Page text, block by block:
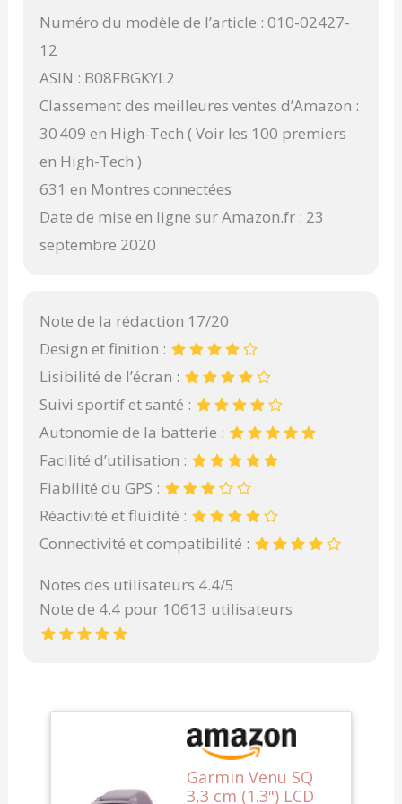
Numéro du modèle de l’article : 010-02427-
12
ASIN : B08FBGKYL2
Classement des meilleures ventes d’Amazon :
30 409 en High-Tech ( Voir les 100 premiers
en High-Tech )
631 en Montres connectées
Date de mise en ligne sur Amazon.fr : 23
septembre 2020
Note de la rédaction 17/20
Design et finition :
Lisibilité de l’écran :
Suivi sportif et santé :
Autonomie de la batterie :
Facilité d’utilisation :
Fiabilité du GPS :
Réactivité et fluidité :
Connectivité et compatibilité :
Notes des utilisateurs 4.4/5
Note de 4.4 pour 10613 utilisateurs
Garmin Venu SQ
3,3 cm (1.3") LCD